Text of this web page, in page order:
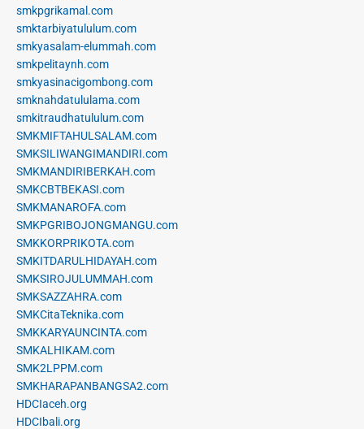
smkpgrikamal.com
smktarbiyatululum.com
smkyasalam-elummah.com
smkpelitaynh.com
smkyasinacigombong.com
smknahdatululama.com
smkitraudhatululum.com
SMKMIFTAHULSALAM.com
SMKSILIWANGIMANDIRI.com
SMKMANDIRIBERKAH.com
SMKCBTBEKASI.com
SMKMANAROFA.com
SMKPGRIBOJONGMANGU.com
SMKKORPRIKOTA.com
SMKITDARULHIDAYAH.com
SMKSIROJULUMMAH.com
SMKSAZZAHRA.com
SMKCitaTeknika.com
SMKKARYAUNCINTA.com
SMKALHIKAM.com
SMK2LPPM.com
SMKHARAPANBANGSA2.com
HDCIaceh.org
HDCIbali.org